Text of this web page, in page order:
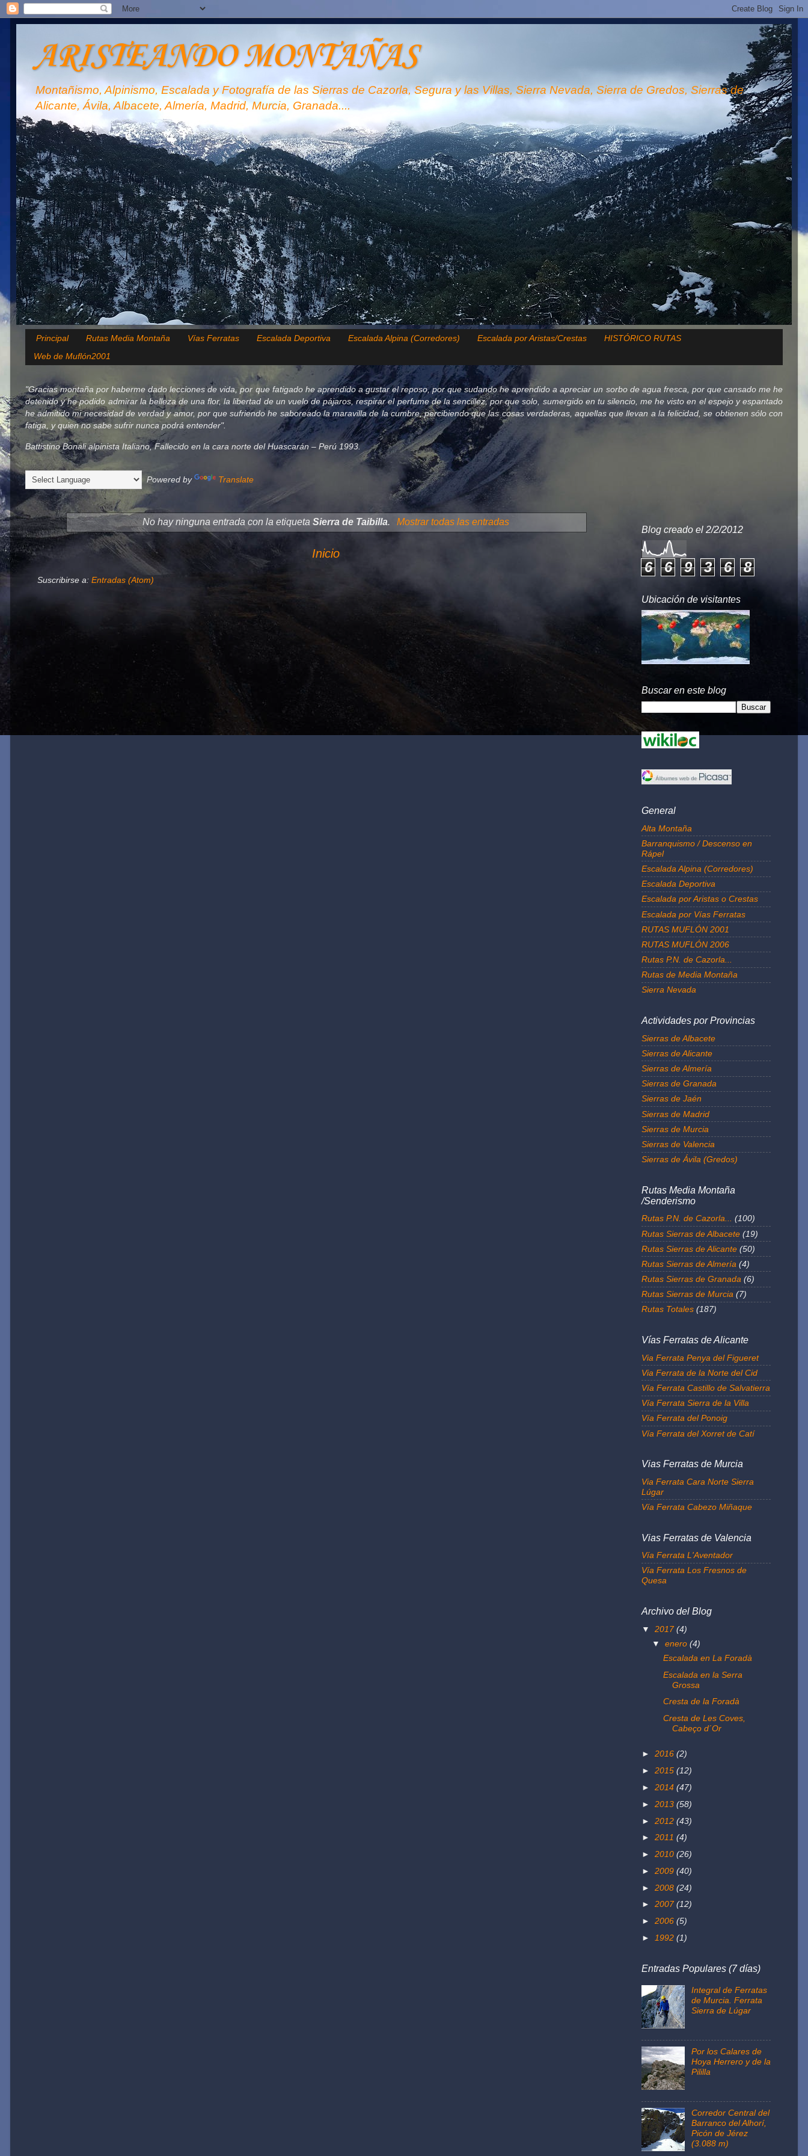
ARISTEANDO MONTAÑAS
Montañismo, Alpinismo, Escalada y Fotografía de las Sierras de Cazorla, Segura y las Villas, Sierra Nevada, Sierra de Gredos, Sierras de
Alicante, Ávila, Albacete, Almería, Madrid, Murcia, Granada....
Principal Rutas Media Montaña Vías Ferratas Escalada Deportiva Escalada Alpina (Corredores) Escalada por Aristas/Crestas
HISTÓRICO RUTAS
Web de Muflón2001
"Gracias montaña por haberme dado lecciones de vida, por que fatigado he aprendido a gustar el reposo, por que sudando he aprendido a apreciar un sorbo de agua fresca, por que cansado me he
detenido y he podido admirar la belleza de una flor, la libertad de un vuelo de pájaros, respirar el perfume de la sencillez, por que solo, sumergido en tu silencio, me he visto en el espejo y espantado
he admitido mi necesidad de verdad y amor, por que sufriendo he saboreado la maravilla de la cumbre, percibiendo que las cosas verdaderas, aquellas que llevan a la felicidad, se obtienen sólo con
fatiga, y quien no sabe sufrir nunca podrá entender".
Battistino Bonali alpinista Italiano, Fallecido en la cara norte del Huascarán – Perú 1993.
Powered by Translate
No hay ninguna entrada con la etiquetaSierra de Taibilla. Mostrar todas las entradas
Inicio
Suscribirse a: Entradas (Atom)
Blog creado el 2/2/2012
6 6 9 3 6 8
Ubicación de visitantes
Buscar en este blog
General
Alta Montaña
Barranquismo / Descenso en
Rápel
Escalada Alpina (Corredores)
Escalada Deportiva
Escalada por Aristas o Crestas
Escalada por Vías Ferratas
RUTAS MUFLÓN 2001
RUTAS MUFLÓN 2006
Rutas P.N. de Cazorla...
Rutas de Media Montaña
Sierra Nevada
Actividades por Provincias
Sierras de Albacete
Sierras de Alicante
Sierras de Almería
Sierras de Granada
Sierras de Jaén
Sierras de Madrid
Sierras de Murcia
Sierras de Valencia
Sierras de Ávila (Gredos)
Rutas Media Montaña
/Senderismo
Rutas P.N. de Cazorla... (100)
Rutas Sierras de Albacete (19)
Rutas Sierras de Alicante (50)
Rutas Sierras de Almería (4)
Rutas Sierras de Granada (6)
Rutas Sierras de Murcia (7)
Rutas Totales (187)
Vías Ferratas de Alicante
Via Ferrata Penya del Figueret
Via Ferrata de la Norte del Cid
Vía Ferrata Castillo de Salvatierra
Vía Ferrata Sierra de la Villa
Vía Ferrata del Ponoig
Vía Ferrata del Xorret de Catí
Vias Ferratas de Murcia
Via Ferrata Cara Norte Sierra
Lúgar
Vía Ferrata Cabezo Miñaque
Vias Ferratas de Valencia
Vía Ferrata L'Aventador
Vía Ferrata Los Fresnos de
Quesa
Archivo del Blog
▼ 2017(4)
▼enero(4)
Escalada en La Foradà
Escalada en la Serra
Grossa
Cresta de la Foradà
Cresta de Les Coves,
Cabeço d´Or
► 2016 (2)
► 2015 (12)
► 2014 (47)
► 2013 (58)
► 2012 (43)
► 2011 (4)
► 2010 (26)
► 2009 (40)
► 2008 (24)
► 2007(12)
► 2006 (5)
►
1992 (1)
Entradas Populares (7 días)
Integral de Ferratas
de Murcia. Ferrata
Sierra de Lúgar
Por los Calares de
Hoya Herrero y de la
Pililla
Corredor Central del
Barranco del Alhorí,
Picón de Jérez
(3.088 m)